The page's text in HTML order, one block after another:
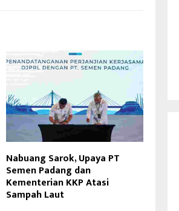
Nabuang Sarok, Upaya PT
Semen Padang dan
Kementerian KKP Atasi
Sampah Laut